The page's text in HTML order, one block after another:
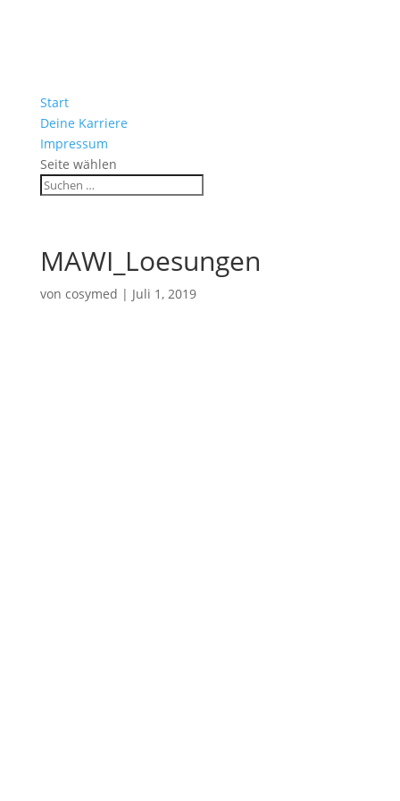
Start
Deine Karriere
Impressum
Seite wählen
MAWI_Loesungen
von cosymed | Juli 1, 2019